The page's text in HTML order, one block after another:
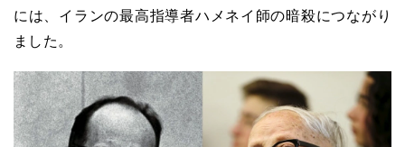
には、イランの最高指導者ハメネイ師の暗殺につながり
ました。